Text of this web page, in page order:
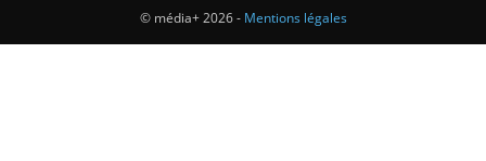
© média+ 2026 - Mentions légales